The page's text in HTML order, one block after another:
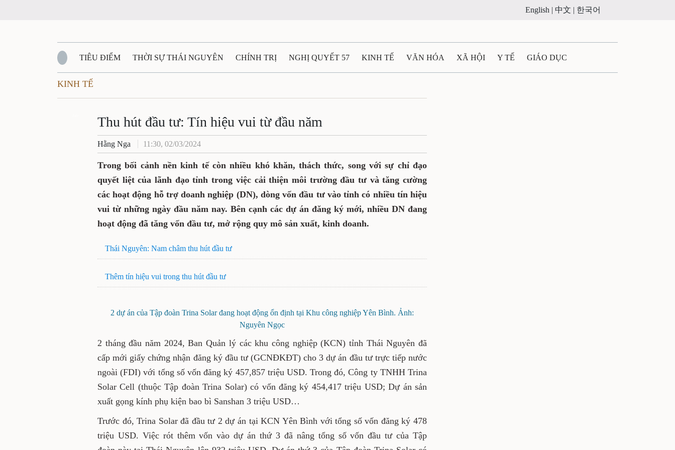
English | 中文 | 한국어
TIÊU ĐIỂM THỜI SỰ THÁI NGUYÊN CHÍNH TRỊ NGHỊ QUYẾT 57 KINH TẾ VĂN HÓA XÃ HỘI Y TẾ GIÁO DỤC
QUỐC PHÒNG - AN NINH
QUÊ HƯƠNG - ĐẤT NƯỚC QUỐC TẾ TÀI NGUYÊN - MÔI TRƯỜNG
VĂN BẢN, CHÍNH SÁCH MỚI VĂN NGHỆ THÁI NGUYÊN
KINH TẾ
Thu hút đầu tư: Tín hiệu vui từ đầu năm
Hằng Nga 11:30, 02/03/2024
Trong bối cảnh nền kinh tế còn nhiều khó khăn, thách thức, song với sự chỉ đạo
quyết liệt của lãnh đạo tỉnh trong việc cải thiện môi trường đầu tư và tăng cường
các hoạt động hỗ trợ doanh nghiệp (DN), dòng vốn đầu tư vào tỉnh có nhiều tín hiệu
vui từ những ngày đầu năm nay. Bên cạnh các dự án đăng ký mới, nhiều DN đang
hoạt động đã tăng vốn đầu tư, mở rộng quy mô sản xuất, kinh doanh.
Thái Nguyên: Nam châm thu hút đầu tư
Thêm tín hiệu vui trong thu hút đầu tư
2 dự án của Tập đoàn Trina Solar đang hoạt động ổn định tại Khu công nghiệp Yên Bình. Ảnh:
Nguyên Ngọc
2 tháng đầu năm 2024, Ban Quản lý các khu công nghiệp (KCN) tỉnh Thái Nguyên đã
cấp mới giấy chứng nhận đăng ký đầu tư (GCNĐKĐT) cho 3 dự án đầu tư trực tiếp nước
ngoài (FDI) với tổng số vốn đăng ký 457,857 triệu USD. Trong đó, Công ty TNHH Trina
Solar Cell (thuộc Tập đoàn Trina Solar) có vốn đăng ký 454,417 triệu USD; Dự án sản
xuất gọng kính phụ kiện bao bì Sanshan 3 triệu USD…
Trước đó, Trina Solar đã đầu tư 2 dự án tại KCN Yên Bình với tổng số vốn đăng ký 478
triệu USD. Việc rót thêm vốn vào dự án thứ 3 đã nâng tổng số vốn đầu tư của Tập